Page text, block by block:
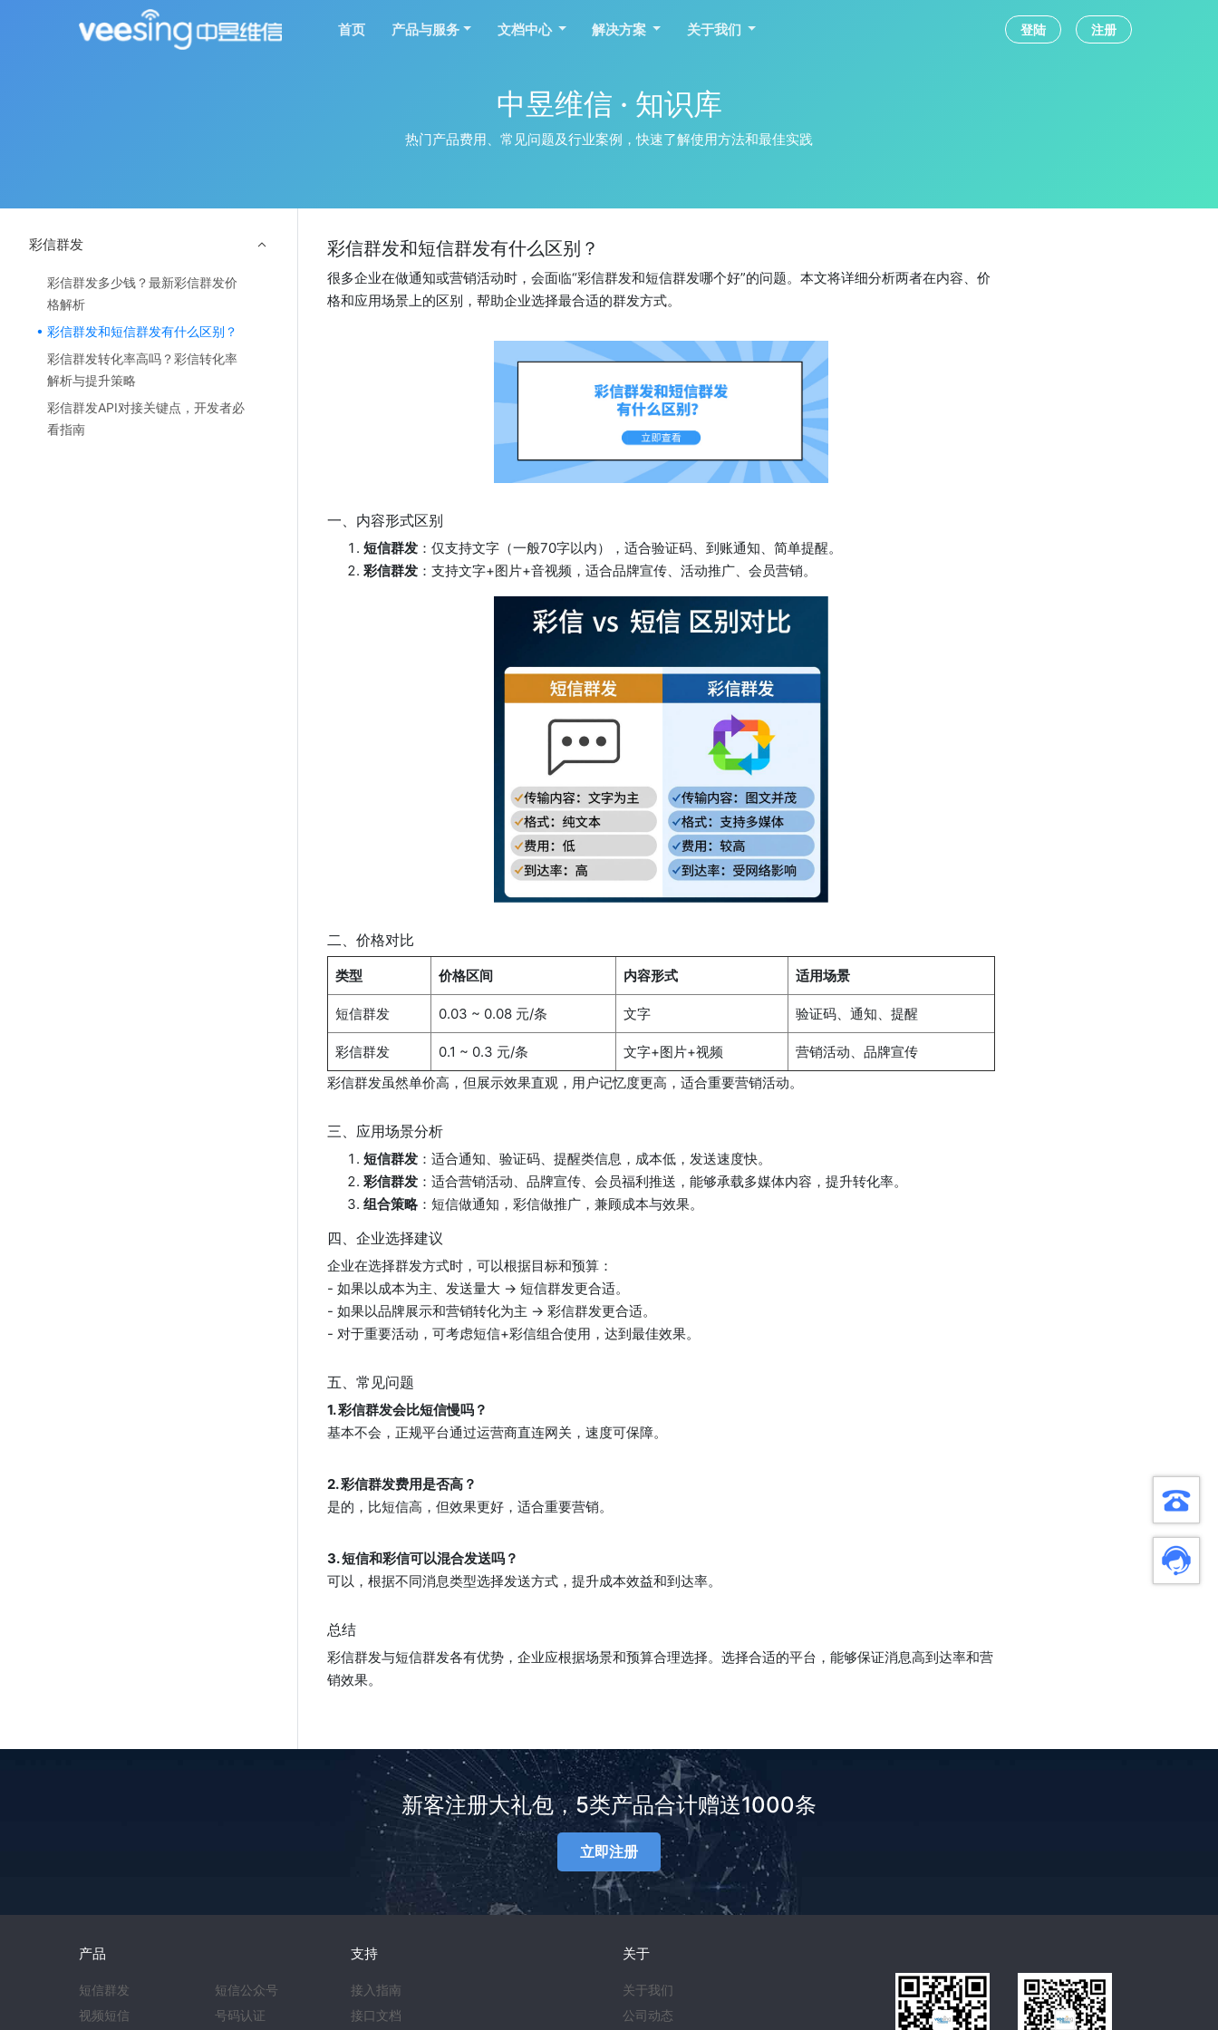
首页 产品与服务 文档中心 解决方案 关于我们 登陆 注册
中昱维信 · 知识库
热门产品费用、常见问题及行业案例，快速了解使用方法和最佳实践
彩信群发
彩信群发多少钱？最新彩信群发价
格解析
彩信群发和短信群发有什么区别？
彩信群发转化率高吗？彩信转化率
解析与提升策略
彩信群发API对接关键点，开发者必
看指南
彩信群发和短信群发有什么区别？
很多企业在做通知或营销活动时，会面临“彩信群发和短信群发哪个好”的问题。本文将详细分析两者在内容、价
格和应用场景上的区别，帮助企业选择最合适的群发方式。
一、内容形式区别
短信群发：仅支持文字（一般70字以内），适合验证码、到账通知、简单提醒。
彩信群发：支持文字+图片+音视频，适合品牌宣传、活动推广、会员营销。
二、价格对比
类型 价格区间 内容形式 适用场景
短信群发 0.03 ~ 0.08 元/条 文字 验证码、通知、提醒
彩信群发 0.1 ~ 0.3 元/条 文字+图片+视频
营销活动、品牌宣传
彩信群发虽然单价高，但展示效果直观，用户记忆度更高，适合重要营销活动。
三、应用场景分析
短信群发：适合通知、验证码、提醒类信息，成本低，发送速度快。
彩信群发：适合营销活动、品牌宣传、会员福利推送，能够承载多媒体内容，提升转化率。
组合策略：短信做通知，彩信做推广，兼顾成本与效果。
四、企业选择建议
企业在选择群发方式时，可以根据目标和预算：
- 如果以成本为主、发送量大 → 短信群发更合适。
- 如果以品牌展示和营销转化为主 → 彩信群发更合适。
- 对于重要活动，可考虑短信+彩信组合使用，达到最佳效果。
五、常见问题
1. 彩信群发会比短信慢吗？
基本不会，正规平台通过运营商直连网关，速度可保障。
2. 彩信群发费用是否高？
是的，比短信高，但效果更好，适合重要营销。
3. 短信和彩信可以混合发送吗？
可以，根据不同消息类型选择发送方式，提升成本效益和到达率。
总结
彩信群发与短信群发各有优势，企业应根据场景和预算合理选择。选择合适的平台，能够保证消息高到达率和营
销效果。
新客注册大礼包，5类产品合计赠送1000条
立即注册
产品
短信群发
视频短信
短信公众号
号码认证
支持
接入指南
接口文档
关于
关于我们
公司动态